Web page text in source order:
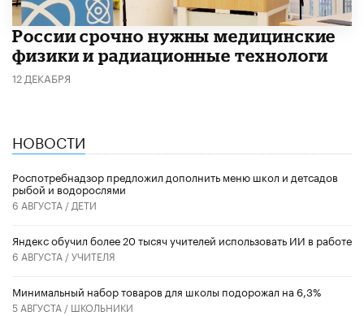
России срочно нужны медицинские
физики и радиационные технологи
12 ДЕКАБРЯ
НОВОСТИ
Роспотребнадзор предложил дополнить меню школ и детсадов
рыбой и водорослями
6 АВГУСТА / ДЕТИ
​Яндекс обучил более 20 тысяч учителей использовать ИИ в работе
6 АВГУСТА /УЧИТЕЛЯ
Минимальный набор товаров для школы подорожал на 6,3%
5 АВГУСТА / ШКОЛЬНИКИ